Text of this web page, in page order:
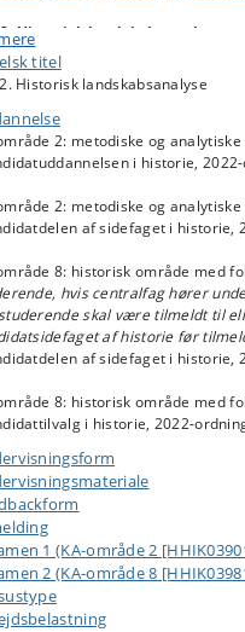
Historisk landskabsanalyse
del af historiefaget, der ofte kaldes
kendsgerning, at alle
fysisk rum, og at dette rum
vil vi på denne baggrund
af historiske
kulturlandskabers
, detsrepræsentationi
osv.), som vi
som en helt central kildetype
landskabstolkning,
til Open Source-
Desuden vil vi i løbet
(bus og tog) inden for
titel
Historisk landskabsanalyse
2: metodiske og
i historie,
2: metodiske og
af sidefaget i historie,
8: historisk område med
hvis centralfag hører
skal være tilmeldt til
af historie før
af sidefaget i historie,
8: historisk område med
i historie, 2022-
1 (KA-område 2
2 (KA-område 8